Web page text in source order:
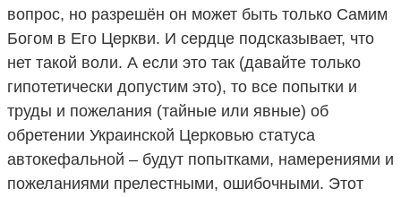
вопрос, но разрешён он может быть только Самим
Богом в Его Церкви. И сердце подсказывает, что
нет такой воли. А если это так (давайте только
гипотетически допустим это), то все попытки и
труды и пожелания (тайные или явные) об
обретении Украинской Церковью статуса
автокефальной – будут попытками, намерениями и
пожеланиями прелестными, ошибочными. Этот